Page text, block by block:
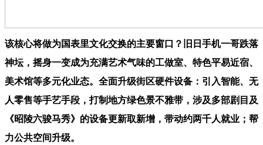
该核心将做为国表里文化交换的主要窗口？旧日手机一哥跌落
神坛，摇身一变成为充满艺术气味的工做室、特色平易近宿、
美术馆等多元化业态。全面升级街区硬件设备：引入智能、无
人零售等手艺手段，打制地方绿色景不雅带，涉及多部剧目及
《昭陵六骏马秀》的设备更新取新增，带动约两千人就业；帮
力公共空间升级。